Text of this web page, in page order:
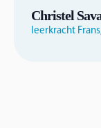
Christel
leerkracht